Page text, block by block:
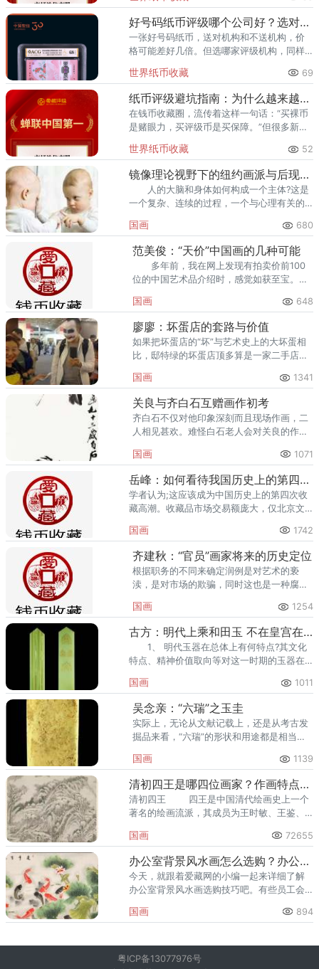
评级领域综
好号码纸币评级哪个公司好？选对机构让靓号价值翻倍
一张好号码纸币，送对机构和不送机构，价
格可能差好几倍。但选哪家评级机构，同样
高效的国内市场流通服务，已成为众多藏家
的首选之一。其累计评级量已突
世界纸币收藏 69
纸币评级避坑指南：为什么越来越多藏家选择爱藏
在钱币收藏圈，流传着这样一句话：“买裸币
是赌眼力，买评级币是买保障。”但很多新手
的评级机构，同样可能踩坑。假币入盒、分
数虚高、品相不符、售后无
世界纸币收藏 52
镜像理论视野下的纽约画派与后现代艺术
人的大脑和身体如何构成一个主体?这是
一个复杂、连续的过程，一个与心理有关的
国画 680
范美俊：“天价”中国画的几种可能
多年前，我在网上发现有拍卖价前100
位的中国艺术品介绍时，感觉如获至宝。
国画 648
廖廖：坏蛋店的套路与价值
如果把坏蛋店的“坏”与艺术史上的大坏蛋相
比，邸特绿的坏蛋店顶多算是一家二手店。
注民权、自由与平等。
国画 1341
关良与齐白石互赠画作初考
齐白石不仅对他印象深刻而且现场作画，二
人相见甚欢。难怪白石老人会对关良的作品
一致的。
国画 1071
岳峰：如何看待我国历史上的第四次收藏热潮（中）
学者认为;这应该成为中国历史上的第四次收
藏高潮。收藏品市场交易额庞大，仅北京文
币，地下交易更是无法统计。
国画 1742
齐建秋：“官员”画家将来的历史定位
根据职务的不同来确定润例是对艺术的亵
渎，是对市场的欺骗，同时这也是一种腐
利。违反上述声明的，本网站将追究其相关
法律责任。
国画 1254
古方：明代上乘和田玉 不在皇宫在民间
1、 明代玉器在总体上有何特点?其文化
特点、精神价值取向等对这一时期的玉器在
结束了元
国画 1011
吴念亲：“六瑞”之玉圭
实际上，无论从文献记载上，还是从考古发
掘品来看，“六瑞”的形状和用途都是相当繁
国画 1139
清初四王是哪四位画家？作画特点是什么？
清初四王 四王是中国清代绘画史上一个
著名的绘画流派，其成员为王时敏、王鉴、
王。
国画 72655
办公室背景风水画怎么选购？办公室背景风水画选购技巧
今天，就跟着爱藏网的小编一起来详细了解
办公室背景风水画选购技巧吧。有些员工会
味，那要如何摆脱单调的办公室墙面装修
国画 894
粤ICP备13077976号